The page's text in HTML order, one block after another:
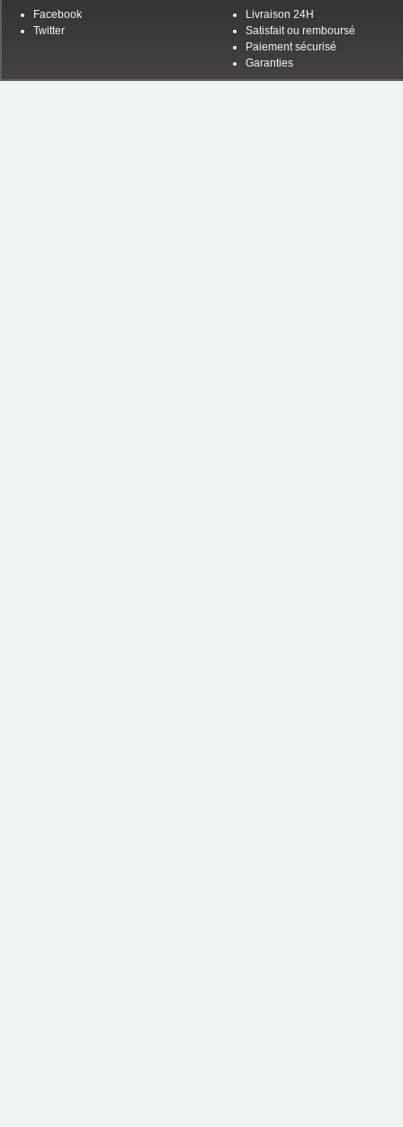
Facebook
Twitter
Livraison 24H
Satisfait ou remboursé
Paiement sécurisé
Garanties